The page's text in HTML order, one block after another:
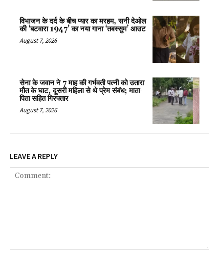
विभाजन के दर्द के बीच प्यार का मरहम, सनी देओल
की ‘बटवारा 1947’ का नया गाना ‘तबस्सुम’ आउट
August 7, 2026
सेना के जवान ने 7 माह की गर्भवती पत्नी को उतारा
मौत के घाट, दूसरी महिला से थे प्रेम संबंध; माता-
पिता सहित गिरफ्तार
August 7, 2026
LEAVE A REPLY